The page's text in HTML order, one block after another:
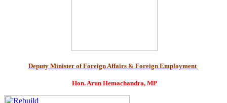
Deputy Minister of Foreign Affairs & Foreign Employment
Hon. Arun Hemachandra, MP